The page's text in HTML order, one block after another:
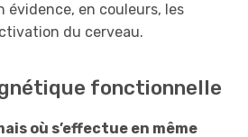
évidence, en couleurs, les
du cerveau.
fonctionnelle
où s’effectue en même